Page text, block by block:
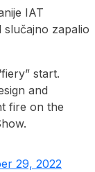
IAT
slučajno zapalio
start.
and
fire on the
29, 2022